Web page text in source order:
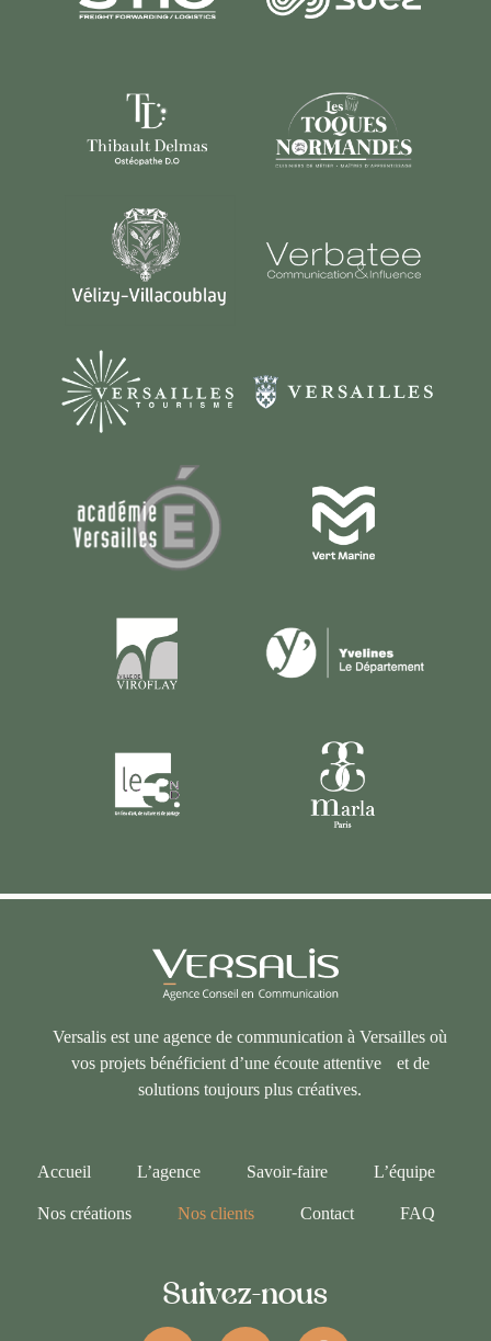
Versalis est une agence de communication à Versailles où
vos projets bénéficient d’une écoute attentive et de
solutions toujours plus créatives.
Accueil L’agence Savoir-faire L’équipe
Nos créations Nos clients Contact FAQ
Suivez-nous